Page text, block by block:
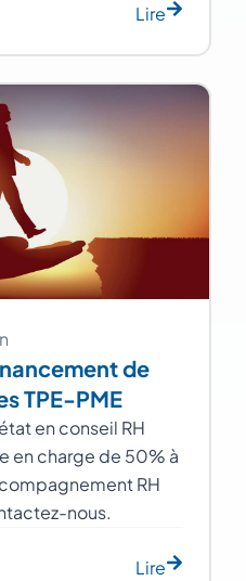
Lire
de
TPE-PME
en conseil RH
en charge de 50% à
RH
nous.
Lire